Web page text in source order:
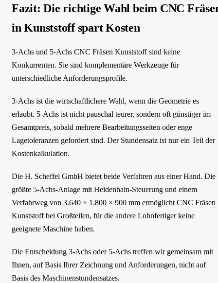
Fazit: Die richtige Wahl beim CNC
in Kunststoff spart Kosten
3-Achs und 5-Achs CNC Fräsen Kunststoff sind keine
Konkurrenten. Sie sind komplementäre Werkzeuge für
unterschiedliche Anforderungsprofile.
3-Achs ist die wirtschaftlichere Wahl, wenn die Geometrie es
erlaubt. 5-Achs ist nicht pauschal teurer, sondern oft günstiger im
Gesamtpreis, sobald mehrere Bearbeitungsseiten oder enge
Lagetoleranzen gefordert sind. Der Stundensatz ist nur ein Teil der
Kostenkalkulation.
Die H. Scheffel GmbH bietet beide Verfahren aus einer Hand. Die
größte 5-Achs-Anlage mit Heidenhain-Steuerung und einem
Verfahrweg von 3.640 × 1.800 × 900 mm ermöglicht CNC Fräsen
Kunststoff bei Großteilen, für die andere Lohnfertiger keine
geeignete Maschine haben.
Die Entscheidung 3-Achs oder 5-Achs treffen wir gemeinsam mit
Ihnen, auf Basis Ihrer Zeichnung und Anforderungen, nicht auf
Basis des Maschinenstundensatzes.